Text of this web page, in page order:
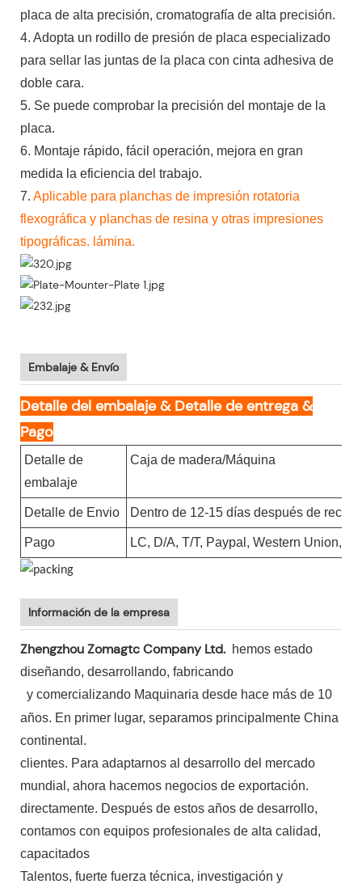
placa de alta precisión, cromatografía de alta precisión.
4. Adopta un rodillo de presión de placa especializado
para sellar las juntas de la placa con cinta adhesiva de
doble cara.
5. Se puede comprobar la precisión del montaje de la
placa.
6. Montaje rápido, fácil operación, mejora en gran
medida la eficiencia del trabajo.
7. Aplicable para planchas de impresión rotatoria
flexográfica y planchas de resina y otras impresiones
tipográficas. lámina.
Embalaje & Envío
Detalle del embalaje & Detalle de entrega &
Pago
Detalle de
embalaje
Caja de madera/Máquina
Detalle de Envio Dentro de 12-15 días después de
Pago LC, D/A, T/T, Paypal, Western Union,
Información de la empresa
Zhengzhou Zomagtc Company Ltd. hemos estado
diseñando, desarrollando, fabricando
y comercializando Maquinaria desde hace más de 10
años. En primer lugar, separamos principalmente China
continental.
clientes. Para adaptarnos al desarrollo del mercado
mundial, ahora hacemos negocios de exportación.
directamente. Después de estos años de desarrollo,
contamos con equipos profesionales de alta calidad,
capacitados
Talentos, fuerte fuerza técnica, investigación y